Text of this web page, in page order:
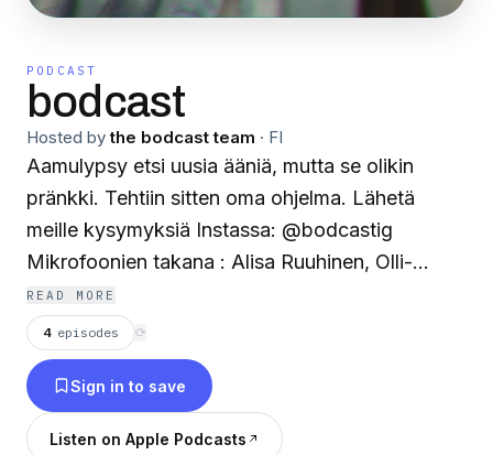
PODCAST
bodcast
Hosted by the bodcast team · FI
Aamulypsy etsi uusia ääniä, mutta se olikin
pränkki. Tehtiin sitten oma ohjelma. Lähetä
meille kysymyksiä Instassa: @bodcastig
Mikrofoonien takana : Alisa Ruuhinen, Olli-
Pekka "OP" Louniala ja "Topias".
READ MORE
4 episodes ⟳
Sign in to save
Listen on Apple Podcasts